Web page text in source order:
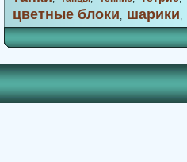
цветные блоки, шарики,